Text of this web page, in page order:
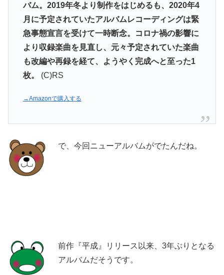
バム。2019年冬より制作をはじめるも、2020年4
月に予定されていたアルバムレコーディングは緊
急事態宣言を受けて一時断念。コロナ禍の影響に
より収録楽曲を見直し、元々予定されていた楽曲
も改編や再録を経て、ようやく完成へと至った1
枚。
(C)RS
→Amazonで購入する
で、今回ニューアルバムがでたんだね。
前作『平成』リリース以来、3年ぶりとなる
アルバムだそうです。